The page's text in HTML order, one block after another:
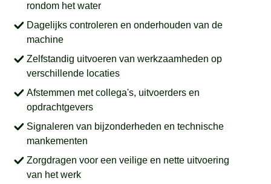
rondom het water
Dagelijks controleren en onderhouden van de
machine
Zelfstandig uitvoeren van werkzaamheden op
verschillende locaties
Afstemmen met collega's, uitvoerders en
opdrachtgevers
Signaleren van bijzonderheden en technische
mankementen
Zorgdragen voor een veilige en nette uitvoering
van het werk